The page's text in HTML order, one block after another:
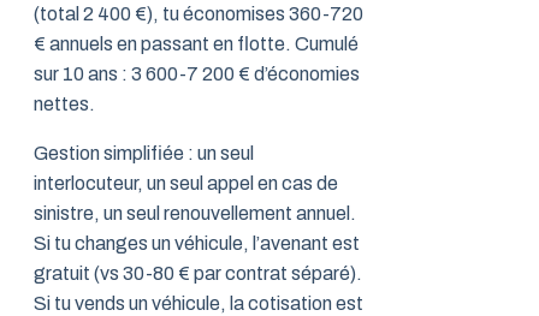
(total 2 400 €), tu économises 360-720
€ annuels en passant en flotte. Cumulé
sur 10 ans : 3 600-7 200 € d’économies
nettes.
Gestion simplifiée : un seul
interlocuteur, un seul appel en cas de
sinistre, un seul renouvellement annuel.
Si tu changes un véhicule, l’avenant est
gratuit (vs 30-80 € par contrat séparé).
Si tu vends un véhicule, la cotisation est